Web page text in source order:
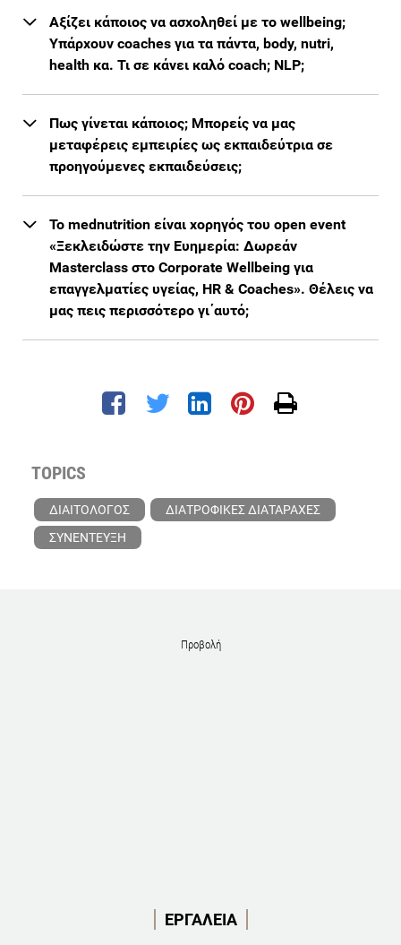
Αξίζει κάποιος να ασχοληθεί με το wellbeing;
Υπάρχουν coaches για τα πάντα, body, nutri,
health κα. Τι σε κάνει καλό coach; NLP;
Πως γίνεται κάποιος; Μπορείς να μας
μεταφέρεις εμπειρίες ως εκπαιδεύτρια σε
προηγούμενες εκπαιδεύσεις;
Το mednutrition είναι χορηγός του open event
«Ξεκλειδώστε την Ευημερία: Δωρεάν
Masterclass στο Corporate Wellbeing για
επαγγελματίες υγείας, HR & Coaches». Θέλεις να
μας πεις περισσότερο γι΄αυτό;
TOPICS
ΔΙΑΙΤΟΛΟΓΟΣ
ΔΙΑΤΡΟΦΙΚΕΣ ΔΙΑΤΑΡΑΧΕΣ
ΣΥΝΕΝΤΕΥΞΗ
Προβολή
ΕΡΓΑΛΕΙΑ